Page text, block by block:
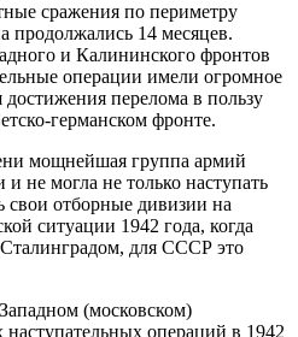
сражения по периметру
продолжались 14 месяцев.
и Калининского фронтов
операции имели огромное
достижения перелома в пользу
германском фронте.
мощнейшая группа армий
не могла не только наступать
свои отборные дивизии на
ситуации 1942 года, когда
для СССР это
(московском)
операций в 1942